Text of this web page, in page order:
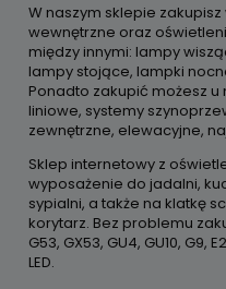
W naszym sklepie
wewnętrzne oraz
między innymi: lampy
lampy stojące, lampki
Ponadto zakupić możesz
liniowe, systemy
zewnętrzne, elewacyjne,
Sklep internetowy z
wyposażenie do jadalni,
sypialni, a także na klatkę
korytarz. Bez problemu
G53, GX53, GU4, GU10, G9,
LED.